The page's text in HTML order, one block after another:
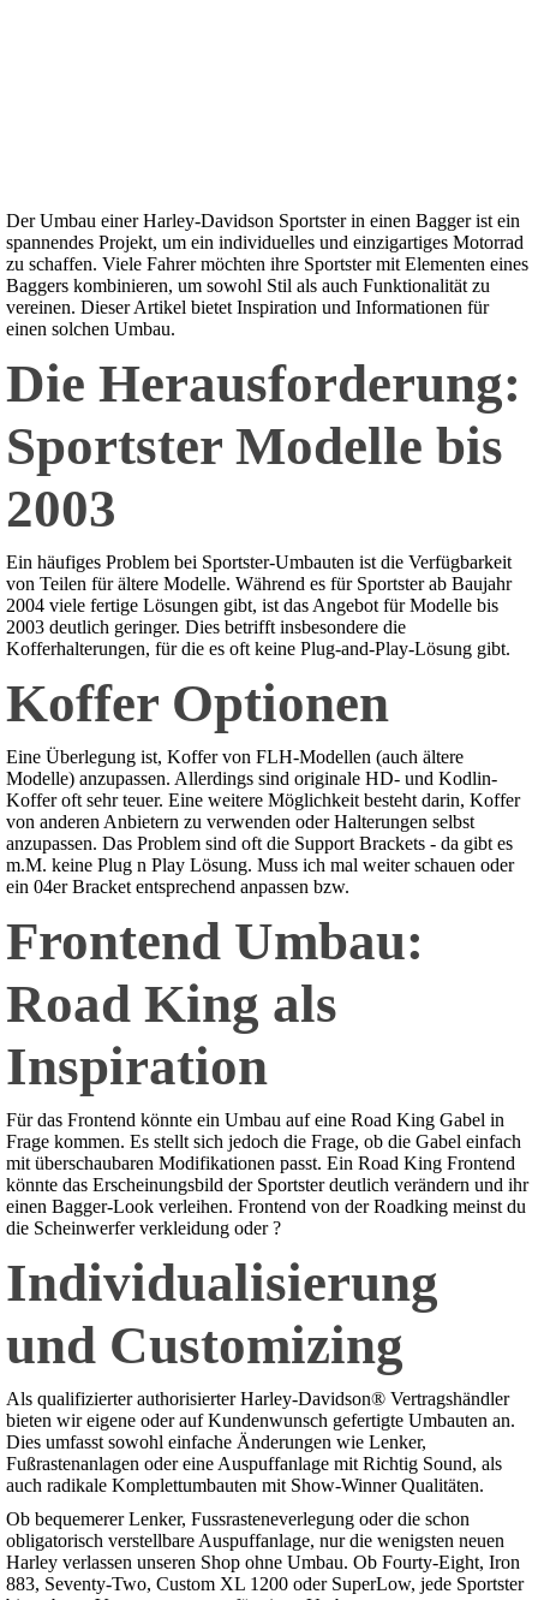
Der Umbau einer Harley-Davidson Sportster in einen Bagger ist ein
spannendes Projekt, um ein individuelles und einzigartiges Motorrad
zu schaffen. Viele Fahrer möchten ihre Sportster mit Elementen eines
Baggers kombinieren, um sowohl Stil als auch Funktionalität zu
vereinen. Dieser Artikel bietet Inspiration und Informationen für
einen solchen Umbau.
Die Herausforderung:
Sportster Modelle bis
2003
Ein häufiges Problem bei Sportster-Umbauten ist die Verfügbarkeit
von Teilen für ältere Modelle. Während es für Sportster ab Baujahr
2004 viele fertige Lösungen gibt, ist das Angebot für Modelle bis
2003 deutlich geringer. Dies betrifft insbesondere die
Kofferhalterungen, für die es oft keine Plug-and-Play-Lösung gibt.
Koffer Optionen
Eine Überlegung ist, Koffer von FLH-Modellen (auch ältere
Modelle) anzupassen. Allerdings sind originale HD- und Kodlin-
Koffer oft sehr teuer. Eine weitere Möglichkeit besteht darin, Koffer
von anderen Anbietern zu verwenden oder Halterungen selbst
anzupassen. Das Problem sind oft die Support Brackets - da gibt es
m.M. keine Plug n Play Lösung. Muss ich mal weiter schauen oder
ein 04er Bracket entsprechend anpassen bzw.
Frontend Umbau:
Road King als
Inspiration
Für das Frontend könnte ein Umbau auf eine Road King Gabel in
Frage kommen. Es stellt sich jedoch die Frage, ob die Gabel einfach
mit überschaubaren Modifikationen passt. Ein Road King Frontend
könnte das Erscheinungsbild der Sportster deutlich verändern und ihr
einen Bagger-Look verleihen. Frontend von der Roadking meinst du
die Scheinwerfer verkleidung oder ?
Individualisierung
und Customizing
Als qualifizierter authorisierter Harley-Davidson® Vertragshändler
bieten wir eigene oder auf Kundenwunsch gefertigte Umbauten an.
Dies umfasst sowohl einfache Änderungen wie Lenker,
Fußrastenanlagen oder eine Auspuffanlage mit Richtig Sound, als
auch radikale Komplettumbauten mit Show-Winner Qualitäten.
Ob bequemerer Lenker, Fussrasteneverlegung oder die schon
obligatorisch verstellbare Auspuffanlage, nur die wenigsten neuen
Harley verlassen unseren Shop ohne Umbau. Ob Fourty-Eight, Iron
883, Seventy-Two, Custom XL 1200 oder SuperLow, jede Sportster